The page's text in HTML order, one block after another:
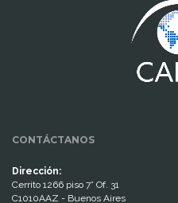
CONTÁCTANOS
Dirección:
Cerrito 1266 piso 7° Of. 31
C1010AAZ - Buenos Aires